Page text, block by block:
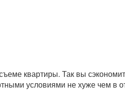
квартиры. Так вы
условиями не хуже чем в